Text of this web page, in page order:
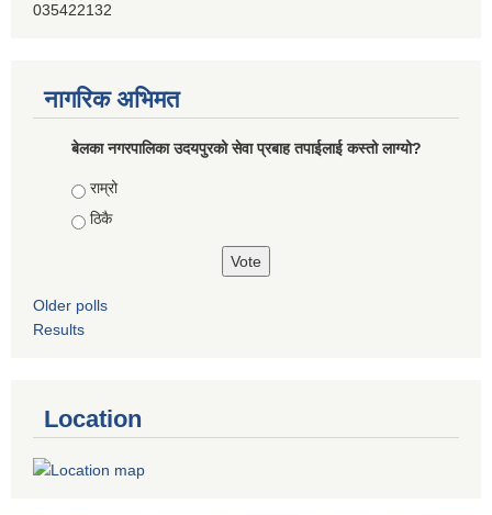
035422132
नागरिक अभिमत
बेलका नगरपालिका उदयपुरको सेवा प्रबाह तपाईलाई कस्तो लाग्यो?
Choices
राम्रो
ठिकै
Older polls
Results
Location